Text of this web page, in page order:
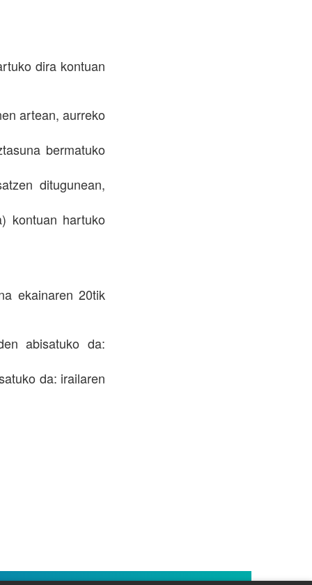
dira kontuan
artean, aurreko
bermatuko
ditugunean,
kontuan hartuko
ekainaren 20tik
abisatuko da:
da: irailaren